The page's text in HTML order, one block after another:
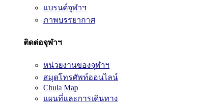
แบรนด์จุฬาฯ
ภาพบรรยากาศ
ติดต่อจุฬาฯ
หน่วยงานของจุฬาฯ
สมุดโทรศัพท์ออนไลน์
Chula Map
แผนที่และการเดินทาง